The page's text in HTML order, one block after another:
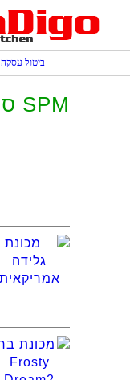
ביטול עסקה
SPM ס.פ.מ